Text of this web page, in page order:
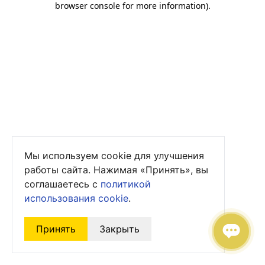
browser console for more information).
Мы используем cookie для улучшения
работы сайта. Нажимая «Принять», вы
соглашаетесь с политикой
использования cookie.
Принять Закрыть